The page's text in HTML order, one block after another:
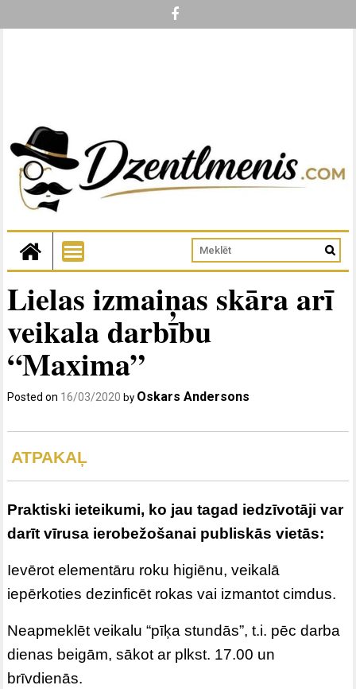
Lielas izmaiņas skāra arī
veikala darbību
“Maxima”
Posted on 16/03/2020 by Oskars Andersons
ATPAKAĻ
Praktiski ieteikumi, ko jau tagad iedzīvotāji var
darīt vīrusa ierobežošanai publiskās vietās:
Ievērot elementāru roku higiēnu, veikalā
iepērkoties dezinficēt rokas vai izmantot cimdus.
Neapmeklēt veikalu “pīķa stundās”, t.i. pēc darba
dienas beigām, sākot ar plkst. 17.00 un
brīvdienās.